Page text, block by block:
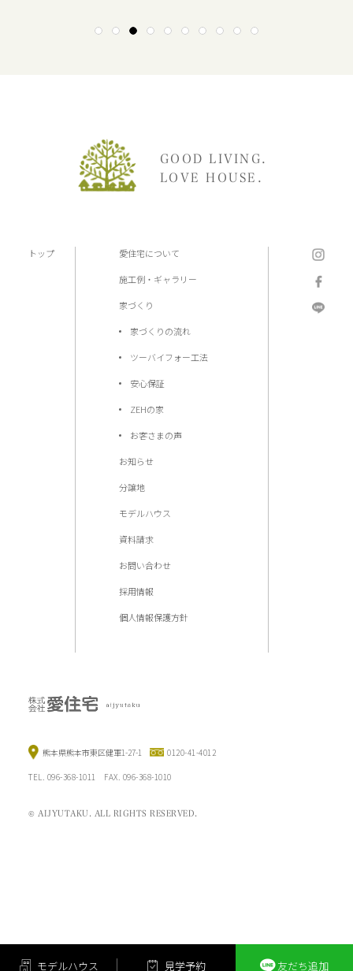
モデルハウス 見学予約 友だち追加
1 2 3 4 5 6 7 8 9 10
GOOD LIVING.
LOVE HOUSE.
トップ 愛住宅について
施工例・ギャラリー
家づくり
家づくりの流れ
ツーバイフォー工法
安心保証
ZEHの家
お客さまの声
お知らせ
分譲地
モデルハウス
資料請求
お問い合わせ
採用情報
個人情報保護方針
熊本県熊本市東区健軍1-27-1 0120-41-4012
TEL. 096-368-1011 FAX. 096-368-1010
© AIJYUTAKU. ALL RIGHTS RESERVED.